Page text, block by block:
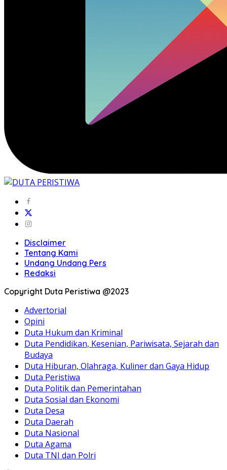
Disclaimer
Tentang Kami
Undang Undang Pers
Redaksi
Copyright Duta Peristiwa @2023
Advertorial
Opini
Duta Hukum dan Kriminal
Duta Pendidikan, Kesenian, Pariwisata, Sejarah dan
Budaya
Duta Hiburan, Olahraga, Kuliner dan Gaya Hidup
Duta Peristiwa
Duta Politik dan Pemerintahan
Duta Sosial dan Ekonomi
Duta Desa
Duta Daerah
Duta Nasional
Duta Agama
Duta TNI dan Polri